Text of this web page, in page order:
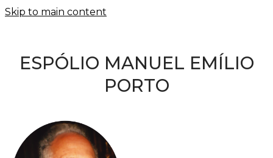
Skip to main content
ESPÓLIO MANUEL EMÍLIO
PORTO